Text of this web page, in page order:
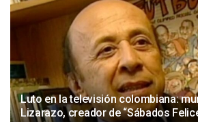
Luto en la televisión colombiana:
Lizarazo, creador de “Sábados